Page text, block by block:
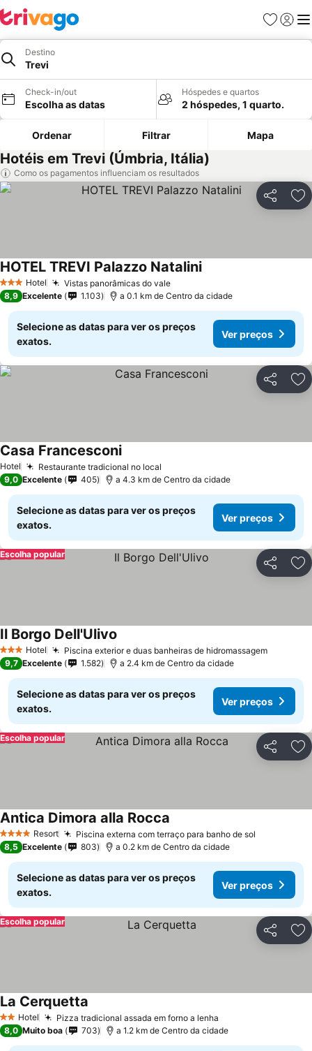
Favoritos
Iniciar
Destino
Trevi
Check-in/out
Escolha as datas
Hóspedes e quartos
2 hóspedes, 1 quarto.
Ordenar Filtrar Mapa
Hotéis em Trevi (Úmbria, Itália)
Como os pagamentos influenciam os resultados
Partilhar
3 EstrelasHotel Vistas panorâmicas do valeVer preços
HOTEL TREVI Palazzo NataliniVer preços
8,9 Excelente 1.103 a 0.1 km de Centro da cidade
Selecione as datas para ver os preços
exatos.
Ver preços
Partilhar
Hotel Restaurante tradicional no local
Casa FrancesconiVer preços
9,0 Excelente 405 a 4.3 km de Centro da cidade
Selecione as datas para ver os preços
exatos.
Ver preços
Partilhar
Escolha popular
3 EstrelasHotel Piscina exterior e duas banheiras de hidromassagemVer
Il Borgo Dell'Ulivo
9,7 Excelente 1.582 a 2.4 km de Centro da cidade
Selecione as datas para ver os preços
exatos.
Ver preços
Partilhar
Escolha popular
4 EstrelasResort Piscina externa com terraço para banho de sol
Antica Dimora alla Rocca
8,5 Excelente 803 a 0.2 km de Centro da cidade
Selecione as datas para ver os preços
exatos.
Ver preços
Partilhar
Escolha popular
2 Estrelas
Hotel Pizza tradicional assada em forno a lenha
La Cerquetta
8,0 Muito boa 703 a 1.2 km de Centro da cidade